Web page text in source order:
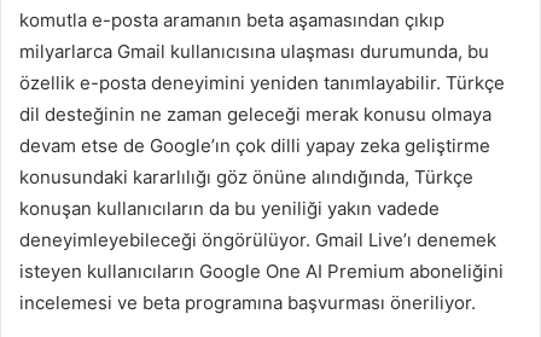
komutla e-posta aramanın beta aşamasından çıkıp
milyarlarca Gmail kullanıcısına ulaşması durumunda, bu
özellik e-posta deneyimini yeniden tanımlayabilir. Türkçe
dil desteğinin ne zaman geleceği merak konusu olmaya
devam etse de Google’ın çok dilli yapay zeka geliştirme
konusundaki kararlılığı göz önüne alındığında, Türkçe
konuşan kullanıcıların da bu yeniliği yakın vadede
deneyimleyebileceği öngörülüyor. Gmail Live’ı denemek
isteyen kullanıcıların Google One AI Premium aboneliğini
incelemesi ve beta programına başvurması öneriliyor.